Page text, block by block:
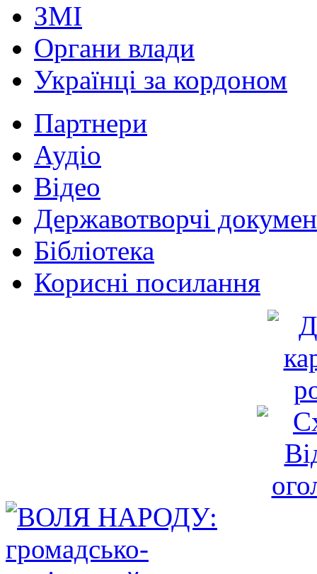
ЗМІ
Органи влади
Українці за кордоном
Партнери
Аудіо
Відео
Державотворчі
Бібліотека
Корисні посилання